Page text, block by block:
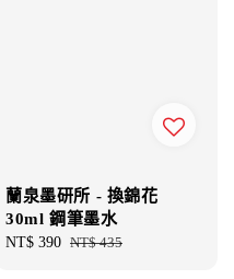
蘭泉墨研所 - 換錦花
30ml 鋼筆墨水
Sale
NT$ 390 Regular
NT$ 435